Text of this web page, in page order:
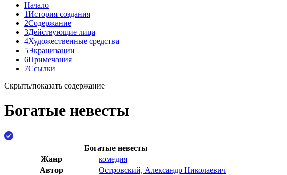
Начало
1История создания
2Содержание
3Действующие лица
4Художественные средства
5Экранизации
6Примечания
7Ссылки
Скрыть/показать содержание
Богатые невесты
Богатые невесты
Жанр
комедия
Автор
Островский, Александр Николаевич